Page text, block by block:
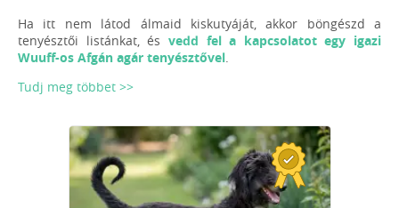
Ha itt nem látod álmaid kiskutyáját, akkor böngészd a
tenyésztői listánkat, és vedd fel a kapcsolatot egy igazi
Wuuff-os Afgán agár tenyésztővel.
Tudj meg többet >>